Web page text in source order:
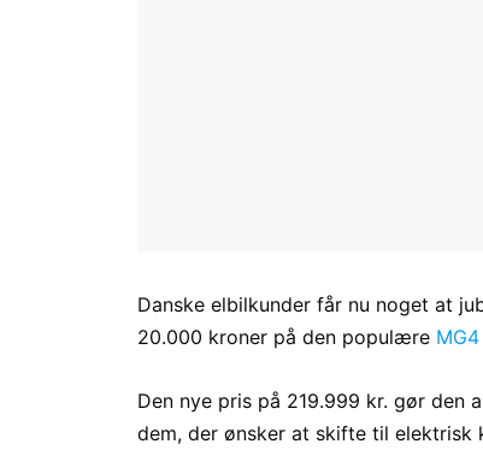
Danske elbilkunder får nu noget at
20.000 kroner på den populære MG4
Den nye pris på 219.999 kr. gør den
dem, der ønsker at skifte til